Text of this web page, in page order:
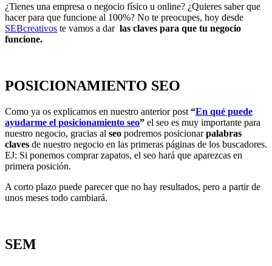
¿Tienes una empresa o negocio físico u online? ¿Quieres saber que
hacer para que funcione al 100%? No te preocupes, hoy desde
SEBcreativos te vamos a dar las claves para que tu negocio
funcione.
POSICIONAMIENTO SEO
Como ya os explicamos en nuestro anterior post “En qué puede
ayudarme el posicionamiento seo” el seo es muy importante para
nuestro negocio, gracias al seo podremos posicionarpalabras
claves de nuestro negocio en las primeras páginas de los buscadores.
EJ: Si ponemos comprar zapatos, el seo hará que aparezcas en
primera posición.
A corto plazo puede parecer que no hay resultados, pero a partir de
unos meses todo cambiará.
SEM